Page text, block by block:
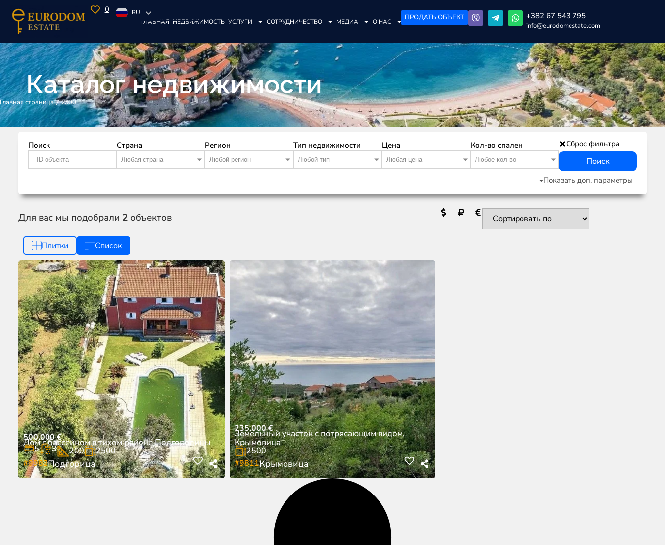
0
RU
ГЛАВНАЯ НЕДВИЖИМОСТЬ УСЛУГИ СОТРУДНИЧЕСТВО МЕДИА О НАС ПРОДАТЬ ОБЪЕКТ +382 67 543 795
info@eurodomestate.com
Каталог недвижимости
Главная страница/2500
Поиск Страна
Любая страна
Регион
Любой регион
Тип недвижимости
Любой тип
Цена
Любая цена
Кол-во спален
Любое кол-во
Сброс фильтра
Поиск
Показать доп. параметры
Для вас мы подобрали 2 объектов
Плитки Список
500.000€
Дом с бассейном в тихом районе Подгородицы
5 3 200
2500
#9982Подгорица
235.000€
Земельный участок с потрясающим видом,
Крымовица
2500
#9811Крымовица